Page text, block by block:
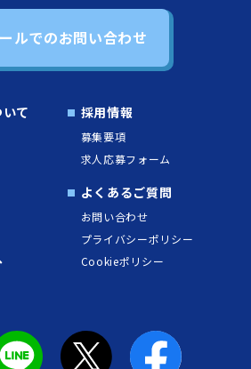
ルでのお問い合わせ
て 採用情報
募集要項
求人応募フォーム
よくあるご質問
お問い合わせ
プライバシーポリシー
Cookieポリシー